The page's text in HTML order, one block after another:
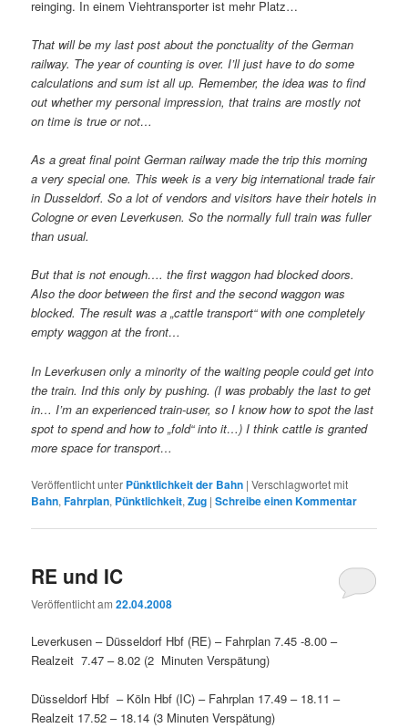
reinging. In einem Viehtransporter ist mehr Platz…
That will be my last post about the ponctuality of the German
railway. The year of counting is over. I’ll just have to do some
calculations and sum ist all up. Remember, the idea was to find
out whether my personal impression, that trains are mostly not
on time is true or not…
As a great final point German railway made the trip this morning
a very special one. This week is a very big international trade fair
in Dusseldorf. So a lot of vendors and visitors have their hotels in
Cologne or even Leverkusen. So the normally full train was fuller
than usual.
But that is not enough…. the first waggon had blocked doors.
Also the door between the first and the second waggon was
blocked. The result was a „cattle transport“ with one completely
empty waggon at the front…
In Leverkusen only a minority of the waiting people could get into
the train. Ind this only by pushing. (I was probably the last to get
in… I’m an experienced train-user, so I know how to spot the last
spot to spend and how to „fold“ into it…) I think cattle is granted
more space for transport…
Veröffentlicht unter Pünktlichkeit der Bahn |Verschlagwortet mit
Bahn,Fahrplan, Pünktlichkeit,Zug |Schreibe einen Kommentar
RE und IC
Veröffentlicht am22.04.2008
Leverkusen – Düsseldorf Hbf (RE) – Fahrplan 7.45 -8.00 –
Realzeit 7.47 – 8.02 (2 Minuten Verspätung)
Düsseldorf Hbf – Köln Hbf (IC) – Fahrplan 17.49 – 18.11 –
Realzeit 17.52 – 18.14 (3 Minuten Verspätung)